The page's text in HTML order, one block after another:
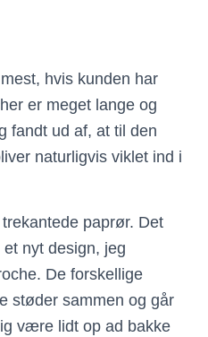
hvis kunden har
er meget lange og
fandt ud af, at til den
naturligvis viklet ind i
paprør. Det
nyt design, jeg
De forskellige
støder sammen og går
være lidt op ad bakke